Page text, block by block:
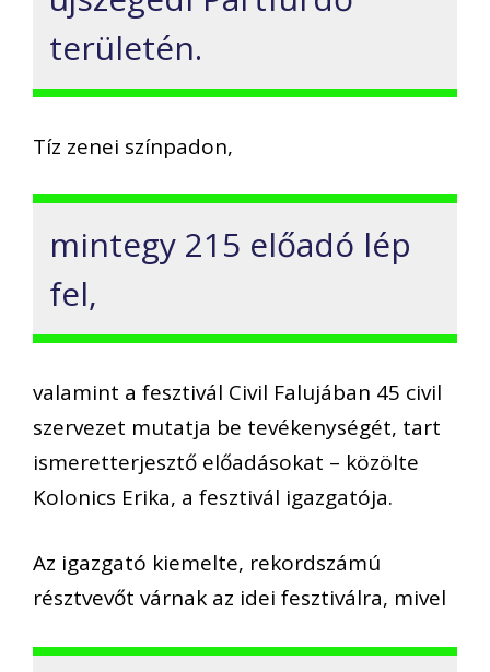
területén.
Tíz zenei színpadon,
mintegy 215 előadó lép
fel,
valamint a fesztivál Civil Falujában 45 civil
szervezet mutatja be tevékenységét, tart
ismeretterjesztő előadásokat – közölte
Kolonics Erika, a fesztivál igazgatója.
Az igazgató kiemelte, rekordszámú
résztvevőt várnak az idei fesztiválra, mivel